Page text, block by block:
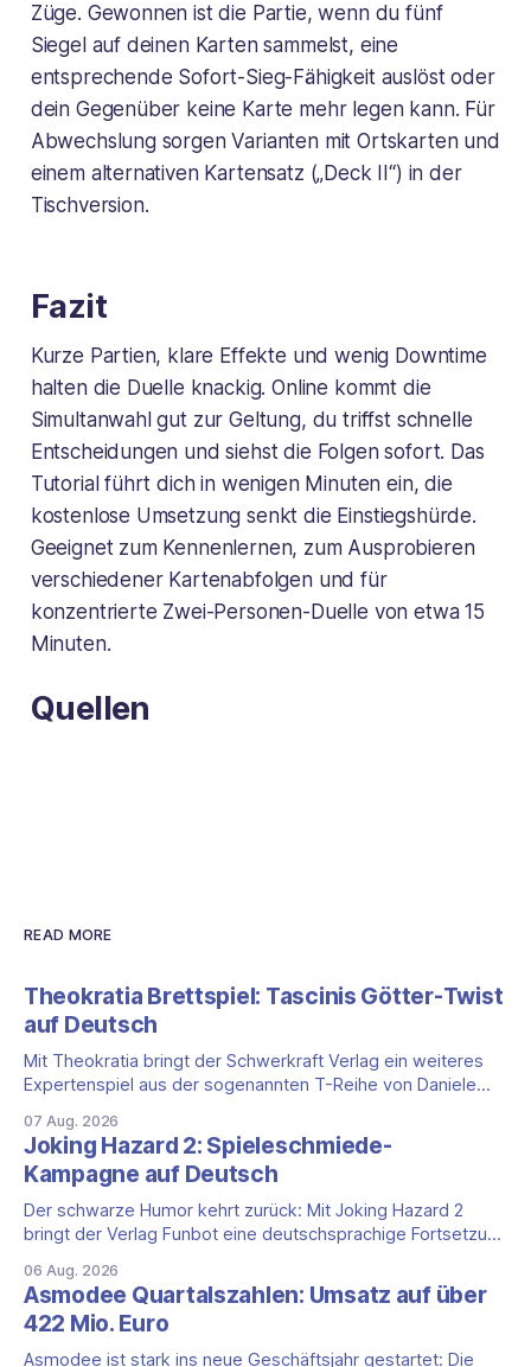
Züge. Gewonnen ist die Partie, wenn du fünf
Siegel auf deinen Karten sammelst, eine
entsprechende Sofort-Sieg-Fähigkeit auslöst oder
dein Gegenüber keine Karte mehr legen kann. Für
Abwechslung sorgen Varianten mit Ortskarten und
einem alternativen Kartensatz („Deck II“) in der
Tischversion.
Fazit
Kurze Partien, klare Effekte und wenig Downtime
halten die Duelle knackig. Online kommt die
Simultanwahl gut zur Geltung, du triffst schnelle
Entscheidungen und siehst die Folgen sofort. Das
Tutorial führt dich in wenigen Minuten ein, die
kostenlose Umsetzung senkt die Einstiegshürde.
Geeignet zum Kennenlernen, zum Ausprobieren
verschiedener Kartenabfolgen und für
konzentrierte Zwei-Personen-Duelle von etwa 15
Minuten.
Quellen
READ MORE
Theokratia Brettspiel: Tascinis Götter-Twist
auf Deutsch
Mit Theokratia bringt der Schwerkraft Verlag ein weiteres
Expertenspiel aus der sogenannten T-Reihe von Daniele
Tekhenu und Tzolk'in gehören. Der Aufhänger ist ein
ungewöhnlicher Perspektivwechsel: Sie steuern nicht die
eigene Zivilisation, sondern eine hochentwickelte
außerirdische Gottheit, die vier
07 Aug. 2026
Joking Hazard 2: Spieleschmiede-
Kampagne auf Deutsch
Der schwarze Humor kehrt zurück: Mit Joking Hazard 2
bringt der Verlag Funbot eine deutschsprachige Fortsetzung
Happiness (Explosm) auf die Spieleschmiede. Wir ordnen
ein, was die Kampagne unter dem Motto „Die fiesen
Comics sind zurück!" bietet und wo sie schweigt.
06 Aug. 2026
Asmodee Quartalszahlen: Umsatz auf über
422 Mio. Euro
Asmodee ist stark ins neue Geschäftsjahr gestartet: Die